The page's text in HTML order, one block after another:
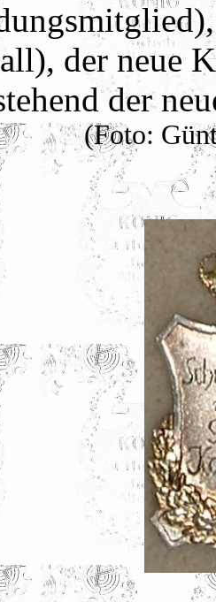
der neue
der
(Foto: